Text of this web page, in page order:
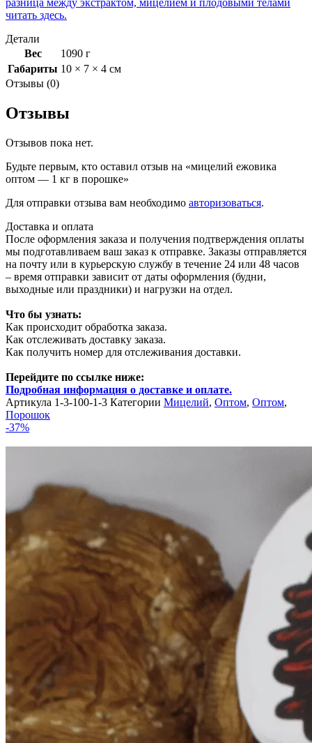
разница между экстрактом, мицелием и плодовыми телами
читать здесь.
Детали
Вес
1090 г
Габариты 10 × 7 × 4 см
Отзывы (0)
Отзывы
Отзывов пока нет.
Будьте первым, кто оставил отзыв на «мицелий ежовика
оптом — 1 кг в порошке»
Для отправки отзыва вам необходимо авторизоваться.
Доставка и оплата
После оформления заказа и получения подтверждения оплаты
мы подготавливаем ваш заказ к отправке. Заказы отправляется
на почту или в курьерскую службу в течение 24 или 48 часов
– время отправки зависит от даты оформления (будни,
выходные или праздники) и нагрузки на отдел.
Что бы узнать:
Как происходит обработка заказа.
Как отслеживать доставку заказа.
Как получить номер для отслеживания доставки.
Перейдите по ссылке ниже:
Подробная информация о доставке и оплате.
Артикула 1-3-100-1-3 Категории Мицелий, Оптом, Оптом,
Порошок
-37%